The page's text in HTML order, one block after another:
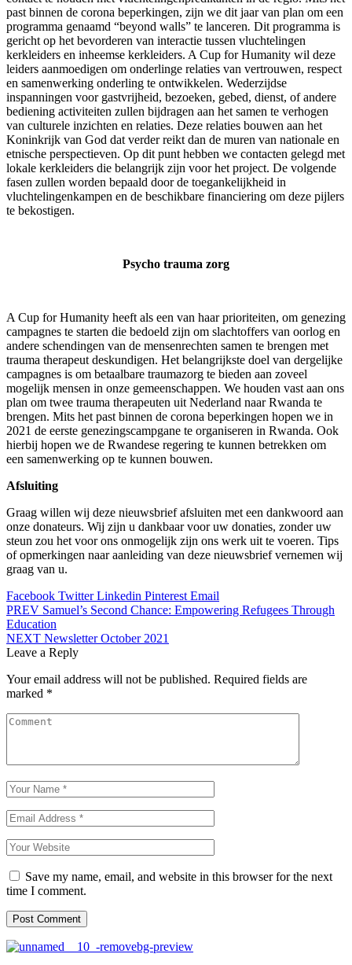
past binnen de corona beperkingen, zijn we dit jaar van plan om een
programma genaamd “beyond walls” te lanceren. Dit programma is
gericht op het bevorderen van interactie tussen vluchtelingen
kerkleiders en inheemse kerkleiders. A Cup for Humanity wil deze
leiders aanmoedigen om onderlinge relaties van vertrouwen, respect
en samenwerking onderling te ontwikkelen. Wederzijdse
inspanningen voor gastvrijheid, bezoeken, gebed, dienst, of andere
bediening activiteiten zullen bijdragen aan het samen te verhogen
van culturele inzichten en relaties. Deze relaties bouwen aan het
Koninkrijk van God dat verder reikt dan de muren van nationale en
etnische perspectieven. Op dit punt hebben we contacten gelegd met
lokale kerkleiders die belangrijk zijn voor het project. De volgende
fasen zullen worden bepaald door de toegankelijkheid in
vluchtelingenkampen en de beschikbare financiering om deze pijlers
te bekostigen.
Psycho trauma zorg
A Cup for Humanity heeft als een van haar prioriteiten, om genezing
campagnes te starten die bedoeld zijn om slachtoffers van oorlog en
andere schendingen van de mensenrechten samen te brengen met
trauma therapeut deskundigen. Het belangrijkste doel van dergelijke
campagnes is om betaalbare traumazorg te bieden aan zoveel
mogelijk mensen in onze gemeenschappen. We houden vast aan ons
plan om twee trauma therapeuten uit Nederland naar Rwanda te
brengen. Mits het past binnen de corona beperkingen hopen we in
2021 de eerste genezingscampgane te organiseren in Rwanda. Ook
hierbij hopen we de Rwandese regering te kunnen betrekken om
een samenwerking op te kunnen bouwen.
Afsluiting
Graag willen wij deze nieuwsbrief afsluiten met een dankwoord aan
onze donateurs. Wij zijn u dankbaar voor uw donaties, zonder uw
steun zou het voor ons onmogelijk zijn ons werk uit te voeren. Tips
of opmerkingen naar aanleiding van deze nieuwsbrief vernemen wij
graag van u.
Facebook Twitter Linkedin Pinterest Email
Post
navigation
PREV Samuel’s Second Chance: Empowering Refugees Through
Education
NEXT Newsletter October 2021
Leave a Reply
Your email address will not be published. Required fields are
marked *
Save my name, email, and website in this browser for the next
time I comment.